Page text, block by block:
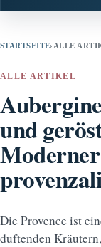
STARTSEITE› ALLE
ALLE ARTIKEL
und
Die Provence ist
duftenden